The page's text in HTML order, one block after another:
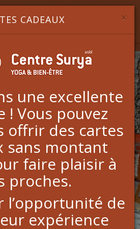
BIEN-ÊTRE
4 mains
en un massage complet du corps
de façon synchronisée.
se concentrer sur tous les
y a plus de deux mains.
dans un état de sérénité
prise. Les sensations sont
×
CADEAUX
une excellente
! Vous pouvez
offrir des cartes
sans montant
faire plaisir à
proches.
l’opportunité de
expérience